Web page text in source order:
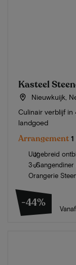
Kasteel
Nieuwkuijk,
Culinair verblijf
landgoed
Arrangement
Uitgebreid
3-Gangendiner
Orangerie
-44% Vanaf